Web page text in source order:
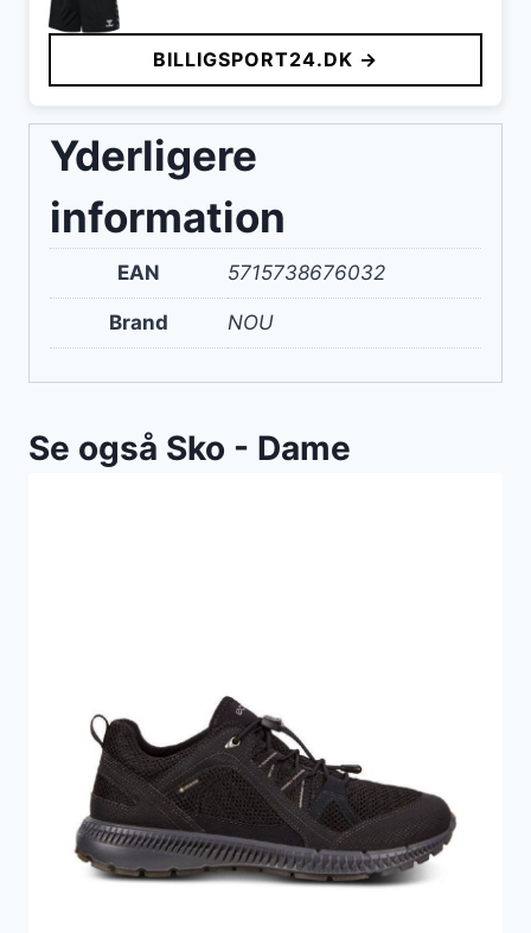
BILLIGSPORT24.DK →
Yderligere
information
EAN 5715738676032
Brand NOU
Se også Sko - Dame